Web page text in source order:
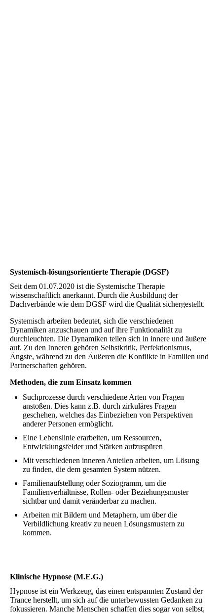
Systemisch-lösungs­orientierte Therapie (DGSF)
Seit dem 01.07.2020 ist die Systemische Therapie
wissenschaftlich anerkannt. Durch die Ausbildung der
Dachverbände wie dem DGSF wird die Qualität sichergestellt.
Systemisch arbeiten bedeutet, sich die verschiedenen
Dynamiken anzuschauen und auf ihre Funktionalität zu
durchleuchten. Die Dynamiken teilen sich in innere und äußere
auf. Zu den Inneren gehören Selbstkritik, Perfektionismus,
Ängste, während zu den Äußeren die Konflikte in Familien und
Partnerschaften gehören.
Methoden, die zum Einsatz kommen
Suchprozesse durch verschiedene Arten von Fragen
anstoßen. Dies kann z.B. durch zirkuläres Fragen
geschehen, welches das Einbeziehen von Perspektiven
anderer Personen ermöglicht.
Eine Lebenslinie erarbeiten, um Ressourcen,
Entwicklungsfelder und Stärken aufzuspüren
Mit verschiedenen inneren Anteilen arbeiten, um Lösung
zu finden, die dem gesamten System nützen.
Familienaufstellung oder Soziogramm, um die
Familienverhältnisse, Rollen- oder Beziehungsmuster
sichtbar und damit veränderbar zu machen.
Arbeiten mit Bildern und Metaphern, um über die
Verbildlichung kreativ zu neuen Lösungsmustern zu
kommen.
Klinische Hypnose (M.E.G.)
Hypnose ist ein Werkzeug, das einen entspannten Zustand der
Trance herstellt, um sich auf die unterbewussten Gedanken zu
fokussieren. Manche Menschen schaffen dies sogar von selbst,